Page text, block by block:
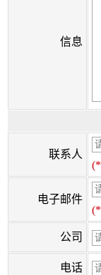
信息
联系人
电子邮件
公司
电话